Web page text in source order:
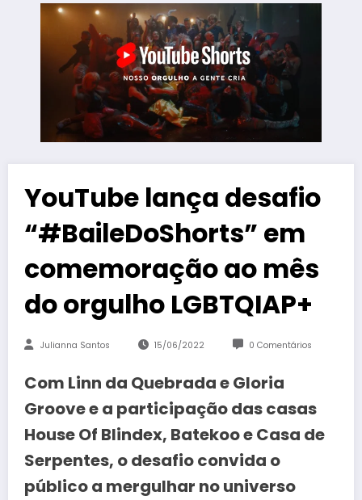
YouTube lança desafio
“#BaileDoShorts” em
comemoração ao mês
do orgulho LGBTQIAP+
Julianna Santos 15/06/2022 0 Comentários
Com Linn da Quebrada e Gloria
Groove e a participação das casas
House Of Blindex, Batekoo e Casa de
Serpentes, o desafio convida o
público a mergulhar no universo